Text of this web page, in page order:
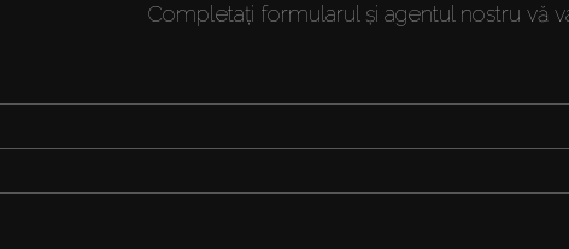
Completați formularul și agentul nostru vă